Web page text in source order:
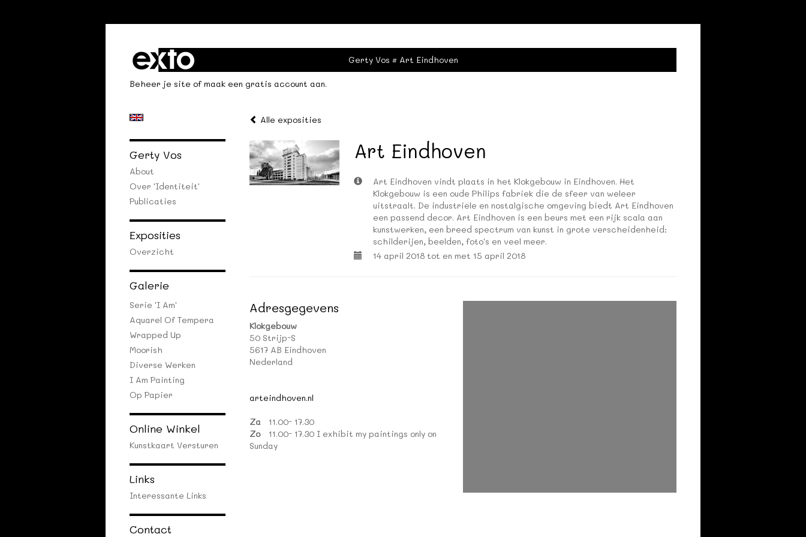
Gerty Vos Art Eindhoven
Beheer je site of maak een gratis account aan.
Alle exposities
Art Eindhoven
Art Eindhoven vindt plaats in het Klokgebouw in Eindhoven. Het
Klokgebouw is een oude Philips fabriek die de sfeer van weleer
uitstraalt. De industriële en nostalgische omgeving biedt Art Eindhoven
een passend decor. Art Eindhoven is een beurs met een rijk scala aan
kunstwerken, een breed spectrum van kunst in grote verscheidenheid:
schilderijen, beelden, foto's en veel meer.
14 april 2018 tot en met 15 april 2018
Adresgegevens
Klokgebouw
50 Strijp-S
5617 AB Eindhoven
Nederland
arteindhoven.nl
Za
11.00- 17.30
Zo
11.00- 17.30 I exhibit my paintings only on
Sunday
Gerty Vos
About
Over 'identiteit'
Publicaties
Exposities
Overzicht
Galerie
Serie 'I Am'
Aquarel Of Tempera
Wrapped Up
Moorish
Diverse Werken
I Am Painting
Op Papier
Online Winkel
Kunstkaart Versturen
Links
Interessante Links
Contact